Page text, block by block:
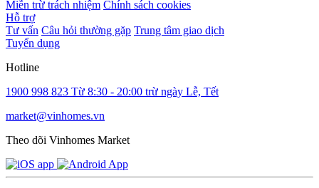
Miễn trừ trách nhiệm Chính sách cookies
Hỗ trợ
Tư vấn Câu hỏi thường gặp Trung tâm giao dịch
Tuyển dụng
Hotline
1900 998 823 Từ 8:30 - 20:00 trừ ngày Lễ, Tết
market@vinhomes.vn
Theo dõi Vinhomes Market